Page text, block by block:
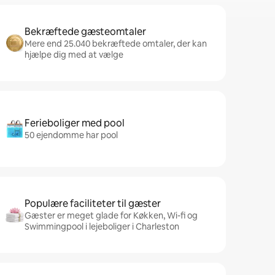
Bekræftede gæsteomtaler
Mere end 25.040 bekræftede omtaler, der kan
hjælpe dig med at vælge
Ferieboliger med pool
50 ejendomme har pool
Populære faciliteter til gæster
Gæster er meget glade for Køkken, Wi-fi og
Swimmingpool i lejeboliger i Charleston